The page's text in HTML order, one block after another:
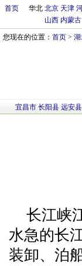
首页 华北 北京 天津
山西 内蒙古
您现在的位置： 首页 >
宜昌市 长阳县 远安县
长江峡
水急的长
装卸、泊